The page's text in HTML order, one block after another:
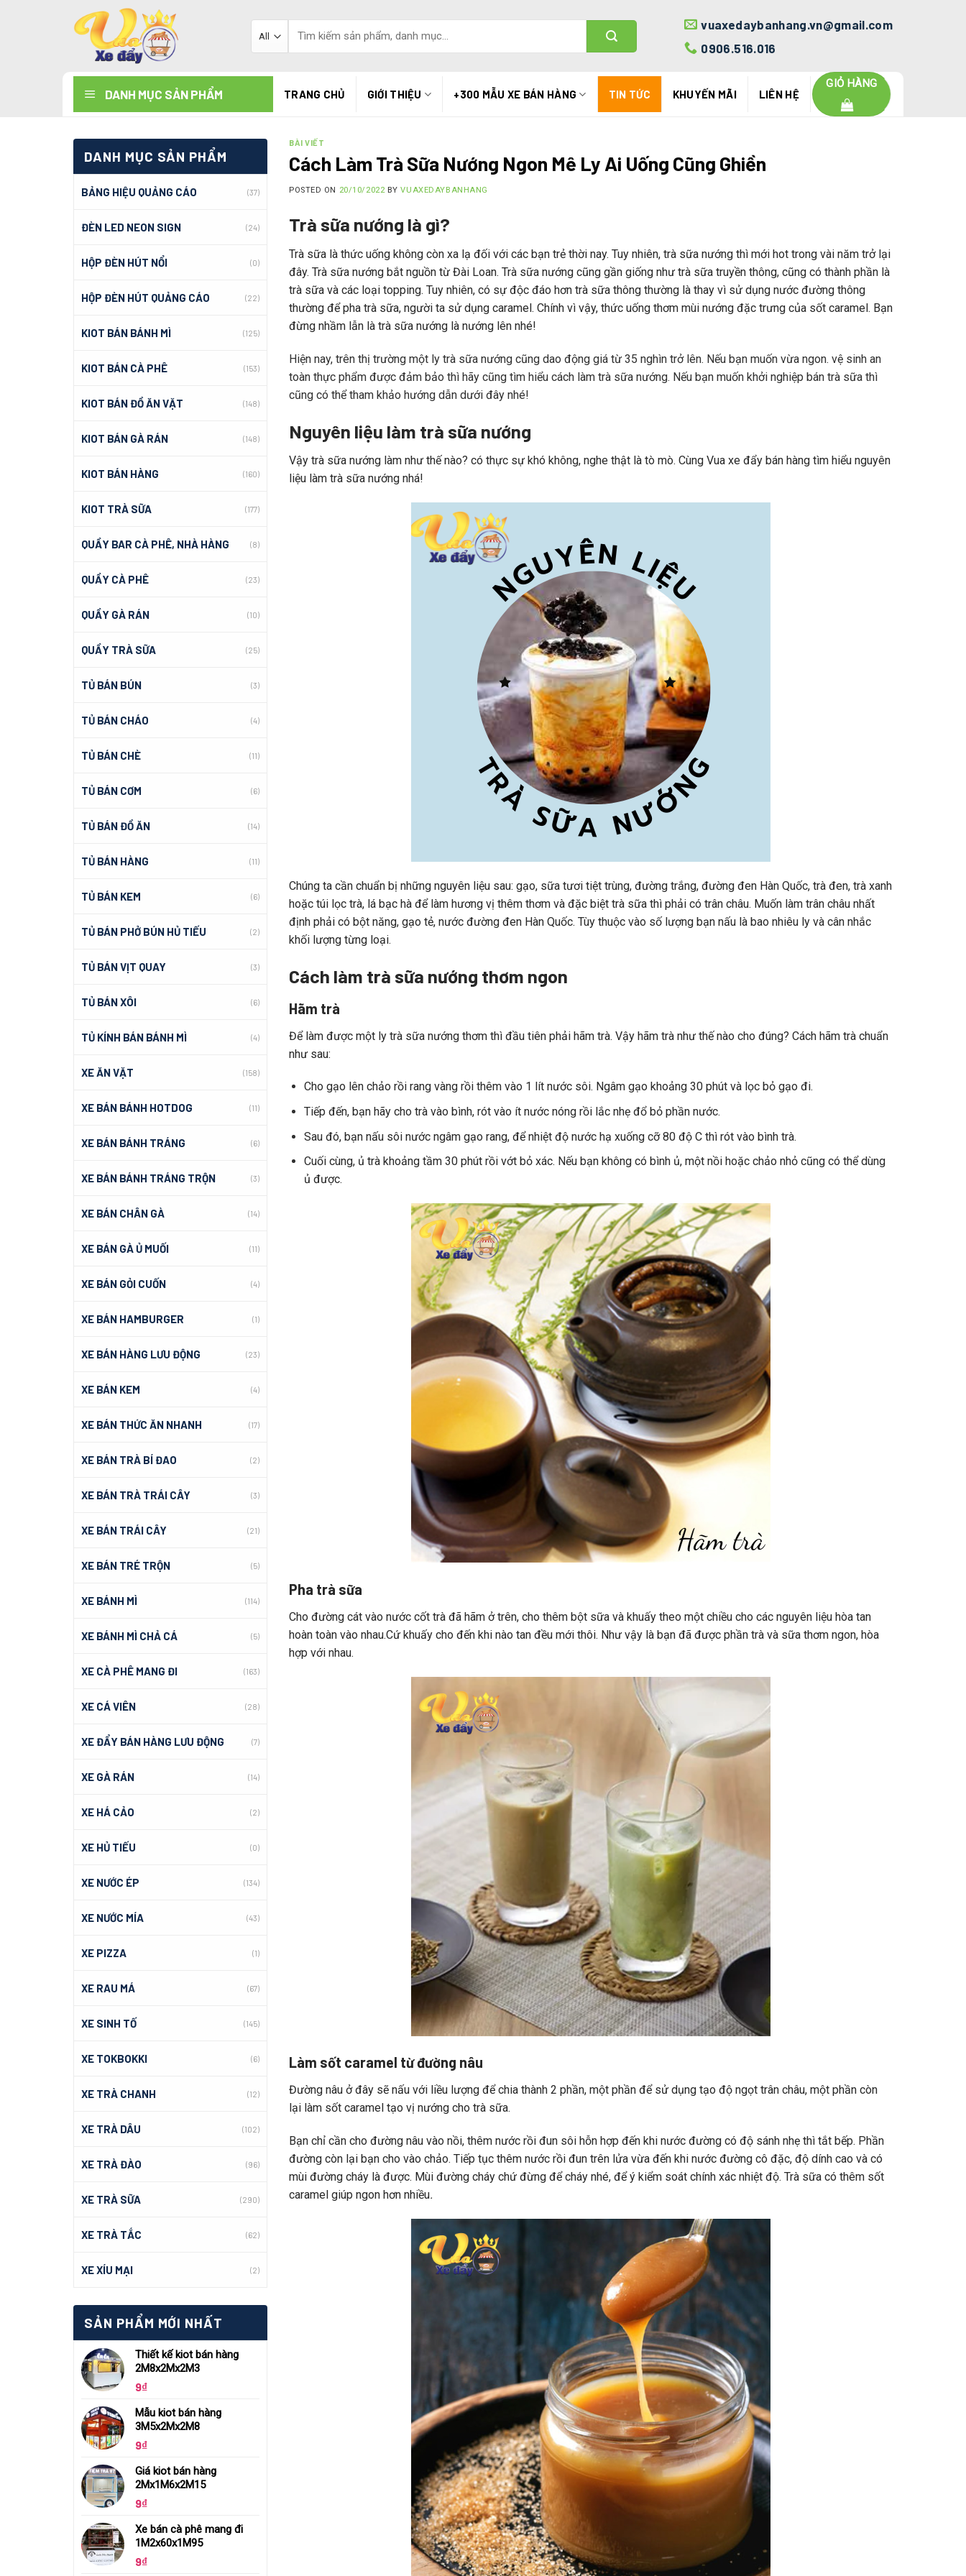
kiếm:
vuaxedaybanhang.vn@gmail.com
0906.516.016
DANH MỤC SẢN PHẨM TRANG CHỦ GIỚI THIỆU +300 MẪU XE BÁN HÀNG TIN TỨC KHUYẾN MÃI LIÊN HỆ
GIỎ HÀNG
DANH MỤC SẢN PHẨM
BẢNG HIỆU QUẢNG CÁO (37)
ĐÈN LED NEON SIGN (24)
HỘP ĐÈN HÚT NỔI (0)
HỘP ĐÈN HÚT QUẢNG CÁO (22)
KIOT BÁN BÁNH MÌ (125)
KIOT BÁN CÀ PHÊ (153)
KIOT BÁN ĐỒ ĂN VẶT (148)
KIOT BÁN GÀ RÁN (148)
KIOT BÁN HÀNG (160)
KIOT TRÀ SỮA (177)
QUẦY BAR CÀ PHÊ, NHÀ HÀNG (8)
QUẦY CÀ PHÊ (23)
QUẦY GÀ RÁN (10)
QUẦY TRÀ SỮA (25)
TỦ BÁN BÚN (3)
TỦ BÁN CHÁO (4)
TỦ BÁN CHÈ (11)
TỦ BÁN CƠM (6)
TỦ BÁN ĐỒ ĂN (14)
TỦ BÁN HÀNG (11)
TỦ BÁN KEM (6)
TỦ BÁN PHỞ BÚN HỦ TIẾU (2)
TỦ BÁN VỊT QUAY (3)
TỦ BÁN XÔI (6)
TỦ KÍNH BÁN BÁNH MÌ (4)
XE ĂN VẶT (158)
XE BÁN BÁNH HOTDOG (11)
XE BÁN BÁNH TRÁNG (6)
XE BÁN BÁNH TRÁNG TRỘN (3)
XE BÁN CHÂN GÀ (14)
XE BÁN GÀ Ủ MUỐI (11)
XE BÁN GỎI CUỐN (4)
XE BÁN HAMBURGER (1)
XE BÁN HÀNG LƯU ĐỘNG (23)
XE BÁN KEM (4)
XE BÁN THỨC ĂN NHANH (17)
XE BÁN TRÀ BÍ ĐAO (2)
XE BÁN TRÀ TRÁI CÂY (3)
XE BÁN TRÁI CÂY (21)
XE BÁN TRÉ TRỘN (5)
XE BÁNH MÌ (114)
XE BÁNH MÌ CHẢ CÁ (5)
XE CÀ PHÊ MANG ĐI (163)
XE CÁ VIÊN (28)
XE ĐẨY BÁN HÀNG LƯU ĐỘNG (7)
XE GÀ RÁN (14)
XE HÁ CẢO (2)
XE HỦ TIẾU (0)
XE NƯỚC ÉP (134)
XE NƯỚC MÍA (43)
XE PIZZA (1)
XE RAU MÁ (67)
XE SINH TỐ (145)
XE TOKBOKKI (6)
XE TRÀ CHANH (12)
XE TRÀ DÂU (102)
XE TRÀ ĐÀO (96)
XE TRÀ SỮA (290)
XE TRÀ TẮC (62)
XE XÍU MẠI (2)
SẢN PHẨM MỚI NHẤT
Thiết kế kiot bán hàng
2M8x2Mx2M3
9₫
Mẫu kiot bán hàng
3M5x2Mx2M8
9₫
Giá kiot bán hàng
2Mx1M6x2M15
9₫
Xe bán cà phê mang đi
1M2x60x1M95
9₫
BÀI VIẾT
Cách Làm Trà Sữa Nướng Ngon Mê Ly Ai Uống Cũng Ghiền
POSTED ON 20/10/2022BYVUAXEDAYBANHANG
Trà sữa nướng là gì?
Trà sữa là thức uống không còn xa lạ đối với các bạn trẻ thời nay. Tuy nhiên, trà sữa nướng thì mới hot trong vài năm trở lại
đây. Trà sữa nướng bắt nguồn từ Đài Loan. Trà sữa nướng cũng gần giống như trà sữa truyền thông, cũng có thành phần là
trà sữa và các loại topping. Tuy nhiên, có sự độc đáo hơn trà sữa thông thường là thay vì sử dụng nước đường thông
thường để pha trà sữa, người ta sử dụng caramel. Chính vì vậy, thức uống thơm mùi nướng đặc trưng của sốt caramel. Bạn
đừng nhầm lẫn là trà sữa nướng là nướng lên nhé!
Hiện nay, trên thị trường một ly trà sữa nướng cũng dao động giá từ 35 nghìn trở lên. Nếu bạn muốn vừa ngon. vệ sinh an
toàn thực phẩm được đảm bảo thì hãy cũng tìm hiểu cách làm trà sữa nướng. Nếu bạn muốn khởi nghiệp bán trà sữa thì
cũng có thể tham khảo hướng dẫn dưới đây nhé!
Nguyên liệu làm trà sữa nướng
Vậy trà sữa nướng làm như thế nào? có thực sự khó không, nghe thật là tò mò. Cùng Vua xe đẩy bán hàng tìm hiểu nguyên
liệu làm trà sữa nướng nhá!
Chúng ta cần chuẩn bị những nguyên liệu sau: gạo, sữa tươi tiệt trùng, đường trắng, đường đen Hàn Quốc, trà đen, trà xanh
hoặc túi lọc trà, lá bạc hà để làm hương vị thêm thơm và đặc biệt trà sữa thì phải có trân châu. Muốn làm trân châu nhất
định phải có bột năng, gạo tẻ, nước đường đen Hàn Quốc. Tùy thuộc vào số lượng bạn nấu là bao nhiêu ly và cân nhắc
khối lượng từng loại.
Cách làm trà sữa nướng thơm ngon
Hãm trà
Để làm được một ly trà sữa nướng thơm thì đầu tiên phải hãm trà. Vậy hãm trà như thế nào cho đúng? Cách hãm trà chuẩn
như sau:
Cho gạo lên chảo rồi rang vàng rồi thêm vào 1 lít nước sôi. Ngâm gạo khoảng 30 phút và lọc bỏ gạo đi.
Tiếp đến, bạn hãy cho trà vào bình, rót vào ít nước nóng rồi lắc nhẹ đổ bỏ phần nước.
Sau đó, bạn nấu sôi nước ngâm gạo rang, để nhiệt độ nước hạ xuống cỡ 80 độ C thì rót vào bình trà.
Cuối cùng, ủ trà khoảng tầm 30 phút rồi vớt bỏ xác. Nếu bạn không có bình ủ, một nồi hoặc chảo nhỏ cũng có thể dùng
ủ được.
Pha trà sữa
Cho đường cát vào nước cốt trà đã hãm ở trên, cho thêm bột sữa và khuấy theo một chiều cho các nguyên liệu hòa tan
hoàn toàn vào nhau.Cứ khuấy cho đến khi nào tan đều mới thôi. Như vậy là bạn đã được phần trà và sữa thơm ngon, hòa
hợp với nhau.
Làm sốt caramel từ đường nâu
Đường nâu ở đây sẽ nấu với liều lượng để chia thành 2 phần, một phần để sử dụng tạo độ ngọt trân châu, một phần còn
lại làm sốt caramel tạo vị nướng cho trà sữa.
Bạn chỉ cần cho đường nâu vào nồi, thêm nước rồi đun sôi hỗn hợp đến khi nước đường có độ sánh nhẹ thì tắt bếp. Phần
đường còn lại bạn cho vào chảo. Tiếp tục thêm nước rồi đun trên lửa vừa đến khi nước đường cô đặc, độ dính cao và có
mùi đường cháy là được. Mùi đường cháy chứ đừng để cháy nhé, để ý kiểm soát chính xác nhiệt độ. Trà sữa có thêm sốt
caramel giúp ngon hơn nhiều.